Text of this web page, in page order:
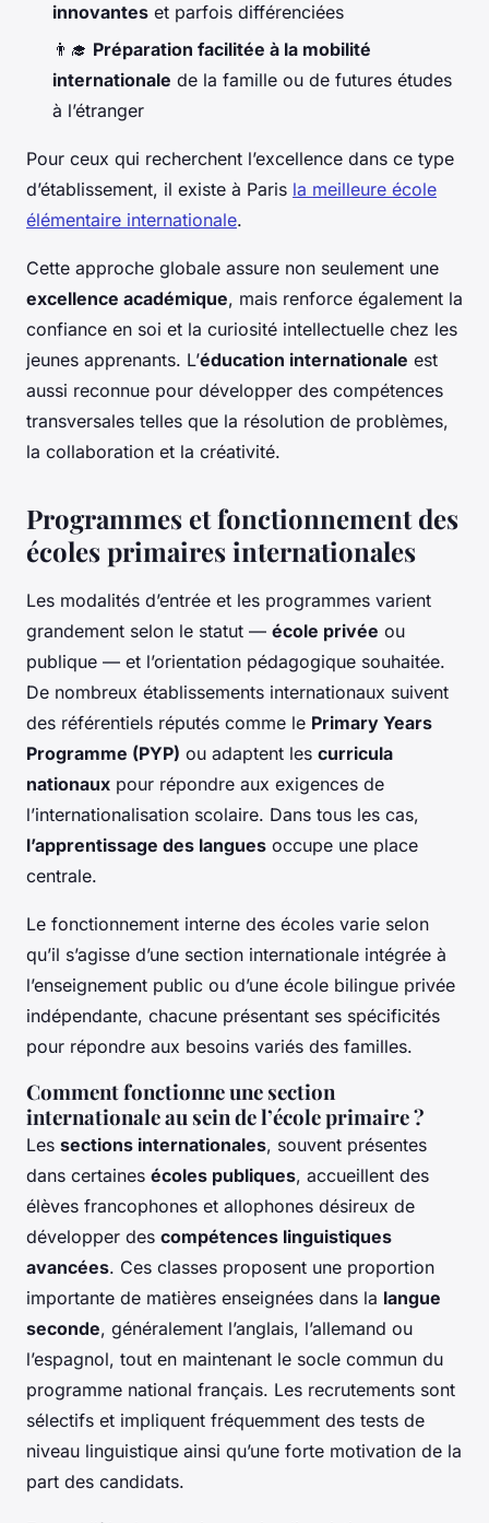
innovantes et parfois différenciées
👨‍🎓 Préparation facilitée à la mobilité
internationale de la famille ou de futures études
à l’étranger
Pour ceux qui recherchent l’excellence dans ce type
d’établissement, il existe à Paris la meilleure école
élémentaire internationale.
Cette approche globale assure non seulement une
excellence académique, mais renforce également la
confiance en soi et la curiosité intellectuelle chez les
jeunes apprenants. L’éducation internationale est
aussi reconnue pour développer des compétences
transversales telles que la résolution de problèmes,
la collaboration et la créativité.
Programmes et fonctionnement des
écoles primaires internationales
Les modalités d’entrée et les programmes varient
grandement selon le statut — école privée ou
publique — et l’orientation pédagogique souhaitée.
De nombreux établissements internationaux suivent
des référentiels réputés comme le Primary Years
Programme (PYP) ou adaptent les curricula
nationaux pour répondre aux exigences de
l’internationalisation scolaire. Dans tous les cas,
l’apprentissage des langues occupe une place
centrale.
Le fonctionnement interne des écoles varie selon
qu’il s’agisse d’une section internationale intégrée à
l’enseignement public ou d’une école bilingue privée
indépendante, chacune présentant ses spécificités
pour répondre aux besoins variés des familles.
Comment fonctionne une section
internationale au sein de l’école primaire ?
Les sections internationales, souvent présentes
dans certaines écoles publiques, accueillent des
élèves francophones et allophones désireux de
développer des compétences linguistiques
avancées. Ces classes proposent une proportion
importante de matières enseignées dans la langue
seconde, généralement l’anglais, l’allemand ou
l’espagnol, tout en maintenant le socle commun du
programme national français. Les recrutements sont
sélectifs et impliquent fréquemment des tests de
niveau linguistique ainsi qu’une forte motivation de la
part des candidats.